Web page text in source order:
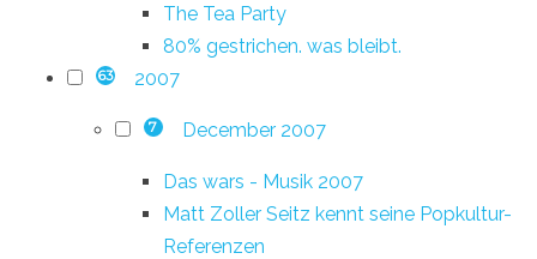
The Tea Party
80% gestrichen. was bleibt.
63 2007
7 December 2007
Das wars - Musik 2007
Matt Zoller Seitz kennt seine Popkultur-
Referenzen